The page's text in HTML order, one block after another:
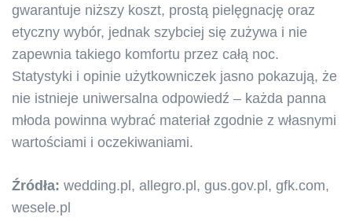
gwarantuje niższy koszt, prostą pielęgnację oraz
etyczny wybór, jednak szybciej się zużywa i nie
zapewnia takiego komfortu przez całą noc.
Statystyki i opinie użytkowniczek jasno pokazują, że
nie istnieje uniwersalna odpowiedź – każda panna
młoda powinna wybrać materiał zgodnie z własnymi
wartościami i oczekiwaniami.
Źródła: wedding.pl, allegro.pl, gus.gov.pl, gfk.com,
wesele.pl